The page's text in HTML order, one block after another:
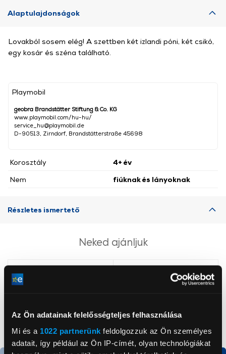
Az Ön adatainak felelősségteljes felhasználása
Mi és a 1022 partnerünk feldolgozzuk az Ön személyes
adatait, így például az Ön IP-címét, olyan technológiákat
Alaptulajdonságok
Playmobil
geobra Brandstätter Stiftung & Co. KG
www.playmobil.com/hu-hu/
service_hu@playmobil.de
D-90513, Zirndorf, Brandstätterstraße 45698
Korosztály
4+ év
Nem
fiúknak és lányoknak
Lovakból sosem elég! A szettben két izlandi póni, két csikó,
egy kosár és széna található.
Részletes ismertető
Neked ajánljuk